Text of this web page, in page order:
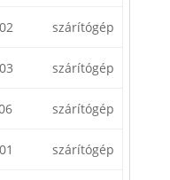
szárítógép
szárítógép
szárítógép
szárítógép